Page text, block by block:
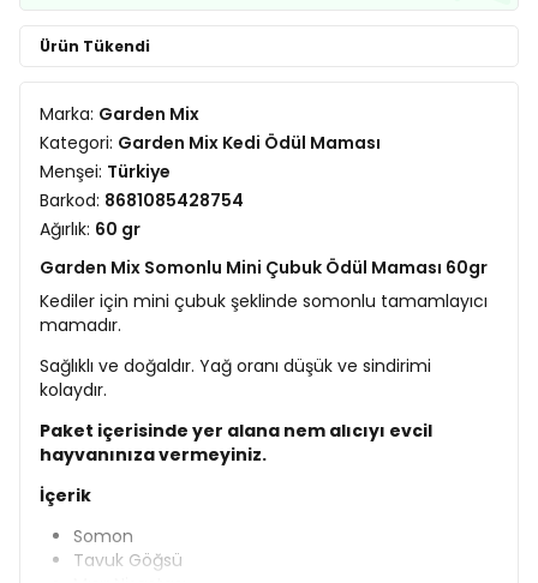
Ürün Tükendi
Marka: Garden Mix
Kategori: Garden Mix Kedi Ödül Maması
Menşei: Türkiye
Barkod: 8681085428754
Ağırlık: 60 gr
Garden Mix Somonlu Mini Çubuk Ödül Maması 60gr
Kediler için mini çubuk şeklinde somonlu tamamlayıcı
mamadır.
Sağlıklı ve doğaldır. Yağ oranı düşük ve sindirimi
kolaydır.
Paket içerisinde yer alana nem alıcıyı evcil
hayvanınıza vermeyiniz.
İçerik
Somon
Tavuk Göğsü